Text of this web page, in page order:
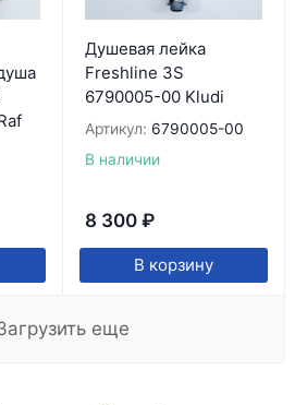
Душевая лейка
Freshline 3S
6790005-00 Kludi
Артикул: 6790005-00
В наличии
8 300 ₽
В корзину
еще